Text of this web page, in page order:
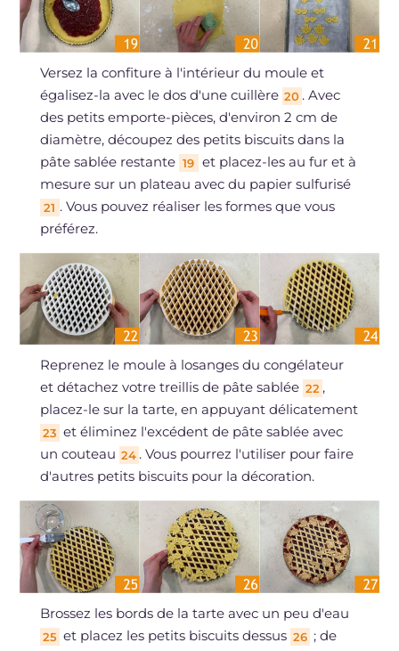
Versez la confiture à l'intérieur du moule et
égalisez-la avec le dos d'une cuillère 20 . Avec
des petits emporte-pièces, d'environ 2 cm de
diamètre, découpez des petits biscuits dans la
pâte sablée restante 19 et placez-les au fur et à
mesure sur un plateau avec du papier sulfurisé
21 . Vous pouvez réaliser les formes que vous
préférez.
Reprenez le moule à losanges du congélateur
et détachez votre treillis de pâte sablée 22 ,
placez-le sur la tarte, en appuyant délicatement
23 et éliminez l'excédent de pâte sablée avec
un couteau 24 . Vous pourrez l'utiliser pour faire
d'autres petits biscuits pour la décoration.
Brossez les bords de la tarte avec un peu d'eau
25 et placez les petits biscuits dessus 26 ; de